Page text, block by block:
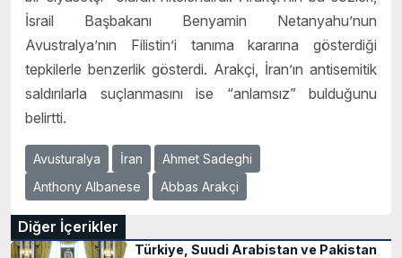
İsrail Başbakanı Benyamin Netanyahu’nun
Avustralya’nın Filistin’i tanıma kararına gösterdiği
tepkilerle benzerlik gösterdi. Arakçi, İran’ın antisemitik
saldırılarla suçlanmasını ise “anlamsız” bulduğunu
belirtti.
Avusturalya İran
Ahmet Sadeghi
Anthony Albanese
Abbas Arakçi
Diğer İçerikler
Türkiye, Suudi Arabistan ve Pakistan